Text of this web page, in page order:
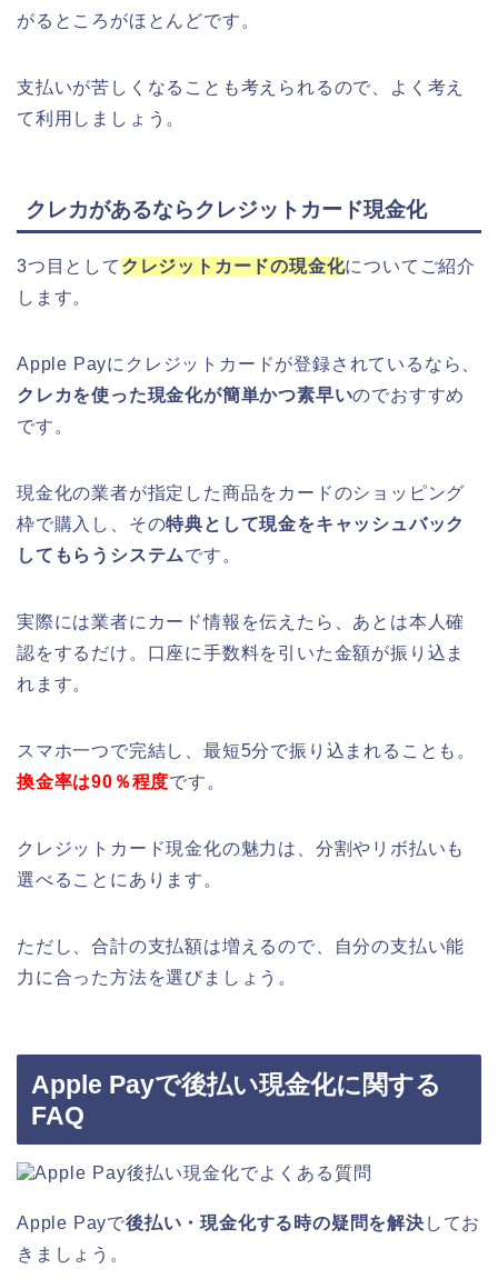
がるところがほとんどです。
支払いが苦しくなることも考えられるので、よく考え
て利用しましょう。
クレカがあるならクレジットカード現金化
3つ目として クレジットカードの現金化についてご紹介
します。
Apple Payにクレジットカードが登録されているなら、
クレカを使った現金化が簡単かつ素早いのでおすすめ
です。
現金化の業者が指定した商品をカードのショッピング
枠で購入し、その特典として現金をキャッシュバック
してもらうシステムです。
実際には業者にカード情報を伝えたら、あとは本人確
認をするだけ。口座に手数料を引いた金額が振り込ま
れます。
スマホ一つで完結し、最短5分で振り込まれることも。
換金率は90％程度です。
クレジットカード現金化の魅力は、分割やリボ払いも
選べることにあります。
ただし、合計の支払額は増えるので、自分の支払い能
力に合った方法を選びましょう。
Apple Payで後払い現金化に関する
FAQ
Apple Payで後払い・現金化する時の疑問を解決 してお
きましょう。